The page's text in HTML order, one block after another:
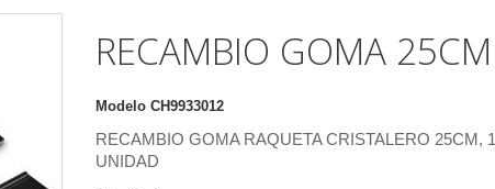
RECAMBIO GOMA 25CM
Modelo CH9933012
RECAMBIO GOMA RAQUETA CRISTALERO 25CM, 1
UNIDAD